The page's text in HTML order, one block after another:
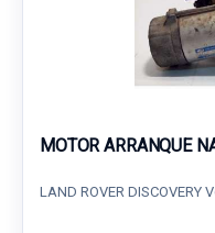
MOTOR ARRANQUE
LAND ROVER DISCOVERY